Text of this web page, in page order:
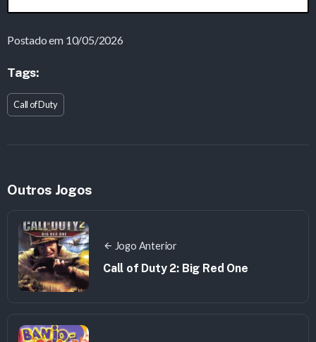
Postado em 10/05/2026
Tags:
Call of Duty
Outros Jogos
Jogo Anterior
Call of Duty 2: Big Red One